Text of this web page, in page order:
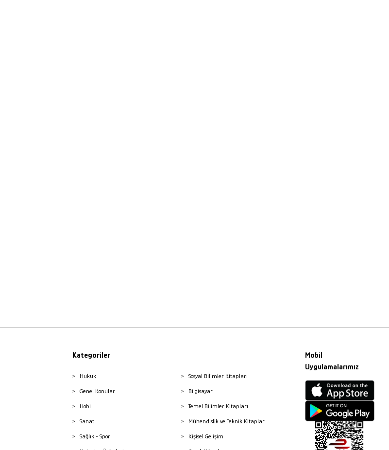
Kategoriler
Hukuk
Genel Konular
Hobi
Sanat
Sağlık - Spor
Sosyal Bilimler Kitapları
Bilgisayar
Temel Bilimler Kitapları
Mühendislik ve Teknik Kitaplar
Kişisel Gelişim
Mobil
Uygulamalarımız